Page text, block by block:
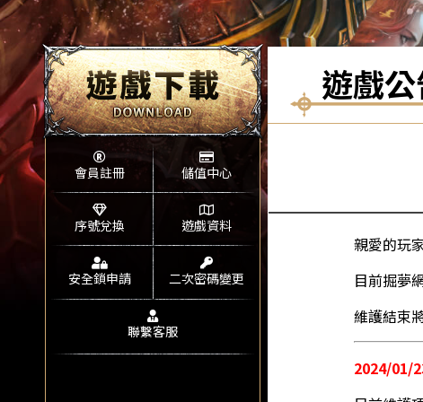
會員註冊 儲值中心
序號兌換 遊戲資料
安全鎖申請 二次密碼變更
聯繫客服
遊戲
親愛的玩
目前掘夢
維護結束
2024/01/